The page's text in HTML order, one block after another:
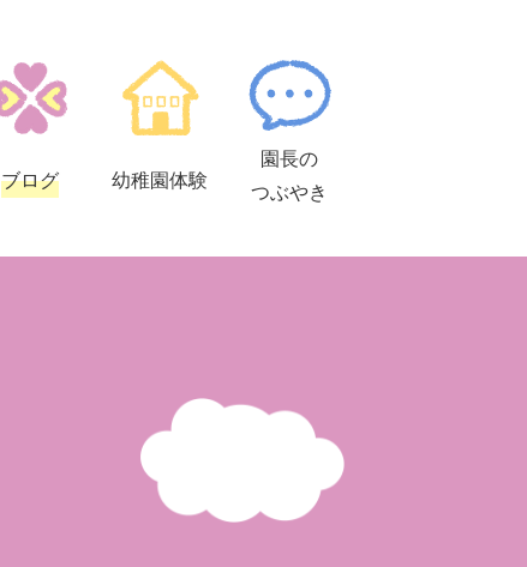
ブログ 幼稚園体験
園長の
つぶやき